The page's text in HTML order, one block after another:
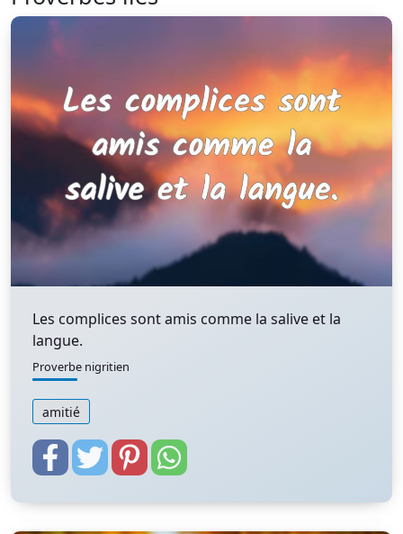
Les complices sont amis comme la salive et la
langue.
Proverbe nigritien
amitié